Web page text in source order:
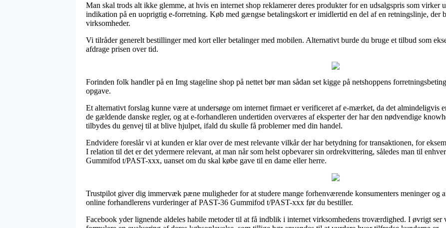
Man skal trods alt ikke glemme, at hvis en internet shop reklamerer deres produkter for en udsalgspris som virker
indikation på en uoprigtig e-forretning. Køb med gængse betalingskort er imidlertid en del af en retningslinje, der
virksomheder.
Vi tilråder generelt bestillinger med kort eller betalinger med mobilen. Alternativt burde du bruge et tilbud som
afdrage prisen over tid.
Forinden folk handler på en Img stageline shop på nettet bør man sådan set kigge på netshoppens
opgave.
Et alternativt forslag kunne være at undersøge om internet firmaet er verificeret af e-mærket, da det almindeligvis
de gældende danske regler, og at e-forhandleren undertiden overværes af eksperter der har den nødvendige
tilbydes du genvej til at blive hjulpet, ifald du skulle få problemer med din handel.
Endvidere foreslår vi at kunden er klar over de mest relevante vilkår der har betydning for transaktionen, for
I relation til det er det ydermere relevant, at man når som helst opbevarer sin ordrekvittering, således man til
Gummifod t/PAST-xxx, uanset om du skal købe gave til en dame eller herre.
Trustpilot giver dig immervæk pæne muligheder for at studere mange forhenværende konsumenters meninger og
online forhandlerens vurderinger af PAST-36 Gummifod t/PAST-xxx før du bestiller.
Facebook yder lignende aldeles habile metoder til at få indblik i internet virksomhedens troværdighed. I øvrigt ser